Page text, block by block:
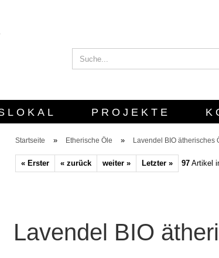
PROJEKTE
Startseite » Etherische Öle » Lavendel BIO ätherisches
« Erster « zurück weiter » Letzter » 97Artikel
Lavendel BIO